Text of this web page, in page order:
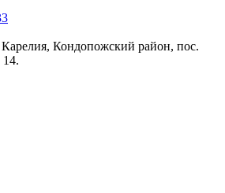
Кондопожский район, пос.
14.